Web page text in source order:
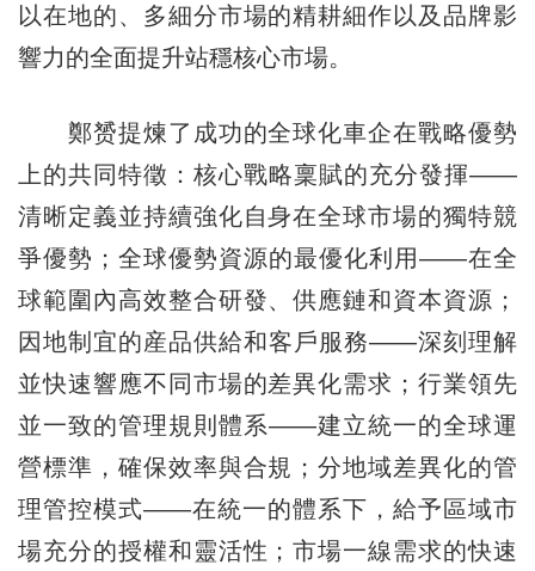
以在地的、多細分市場的精耕細作以及品牌影
響力的全面提升站穩核心市場。
鄭赟提煉了成功的全球化車企在戰略優勢
上的共同特徵：核心戰略稟賦的充分發揮——
清晰定義並持續強化自身在全球市場的獨特競
爭優勢；全球優勢資源的最優化利用——在全
球範圍內高效整合研發、供應鏈和資本資源；
因地制宜的産品供給和客戶服務——深刻理解
並快速響應不同市場的差異化需求；行業領先
並一致的管理規則體系——建立統一的全球運
營標準，確保效率與合規；分地域差異化的管
理管控模式——在統一的體系下，給予區域市
場充分的授權和靈活性；市場一線需求的快速